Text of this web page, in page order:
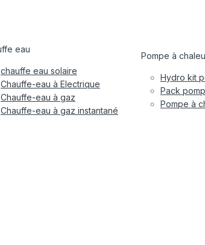
eau
chauffe eau solaire
Chauffe-eau à Electrique
Chauffe-eau à gaz
Chauffe-eau à gaz instantané
Pompe à
Hydro kit
Pack
Pompe à